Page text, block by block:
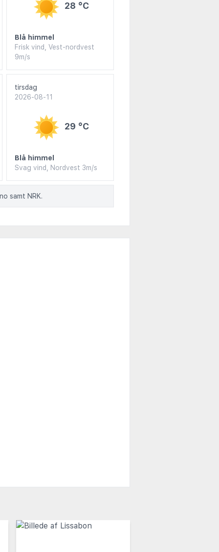
28 °C
Blå himmel
Frisk vind, Vest-nordvest
9m/s
tirsdag
2026-08-11
29 °C
Blå himmel
Svag vind, Nordvest 3m/s
samt NRK.